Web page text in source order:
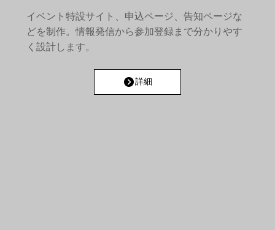
イベント特設サイト、申込ページ、告知ページな
どを制作。情報発信から参加登録まで分かりやす
く設計します。
詳細